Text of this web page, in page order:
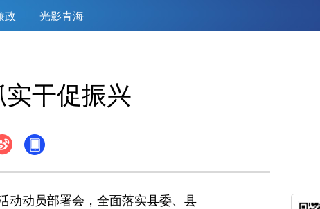
政 光影青海
干促振兴
动员部署会，全面落实县委、县